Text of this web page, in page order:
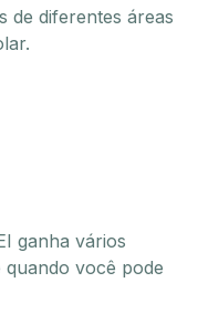
de diferentes áreas
ganha vários
quando você pode